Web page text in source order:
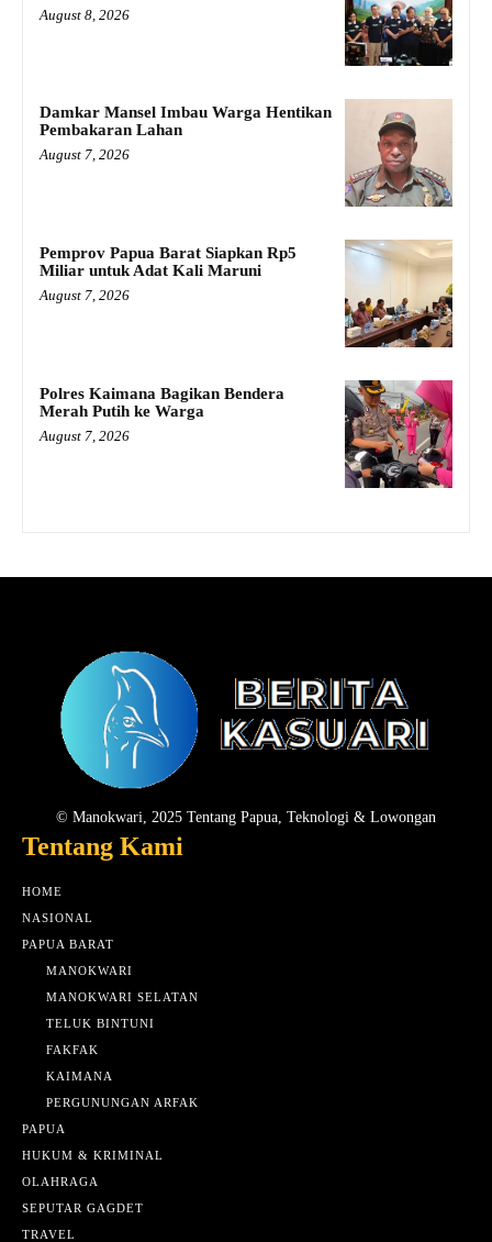
August 8, 2026
Damkar Mansel Imbau Warga Hentikan
Pembakaran Lahan
August 7, 2026
Pemprov Papua Barat Siapkan Rp5
Miliar untuk Adat Kali Maruni
August 7, 2026
Polres Kaimana Bagikan Bendera
Merah Putih ke Warga
August 7, 2026
© Manokwari, 2025 Tentang Papua, Teknologi & Lowongan
Tentang Kami
HOME
NASIONAL
PAPUA BARAT
MANOKWARI
MANOKWARI SELATAN
TELUK BINTUNI
FAKFAK
KAIMANA
PERGUNUNGAN ARFAK
PAPUA
HUKUM & KRIMINAL
OLAHRAGA
SEPUTAR GAGDET
TRAVEL